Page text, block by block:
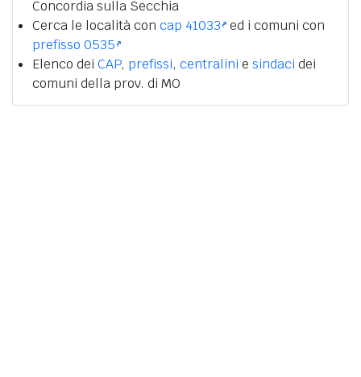
Concordia sulla Secchia
Cerca le località con cap 41033 ed i comuni con
prefisso 0535
Elenco dei CAP, prefissi, centralini e sindaci dei
comuni della prov. di MO